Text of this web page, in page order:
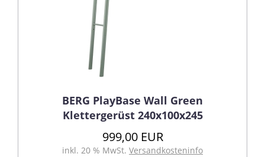
BERG PlayBase Wall Green
Klettergerüst 240x100x245
999,00 EUR
inkl. 20 % MwSt. Versandkosteninfo